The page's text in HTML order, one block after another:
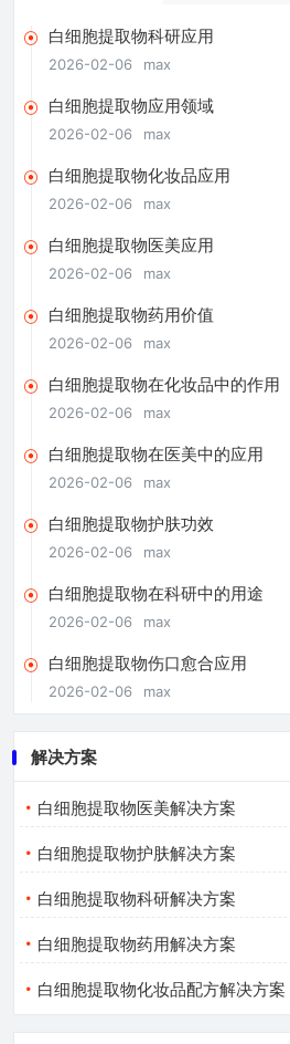
白细胞提取物科研应用
2026-02-06 max
白细胞提取物应用领域
2026-02-06 max
白细胞提取物化妆品应用
2026-02-06 max
白细胞提取物医美应用
2026-02-06 max
白细胞提取物药用价值
2026-02-06 max
白细胞提取物在化妆品中的作用
2026-02-06 max
白细胞提取物在医美中的应用
2026-02-06 max
白细胞提取物护肤功效
2026-02-06 max
白细胞提取物在科研中的用途
2026-02-06 max
白细胞提取物伤口愈合应用
2026-02-06 max
解决方案
白细胞提取物医美解决方案
白细胞提取物护肤解决方案
白细胞提取物科研解决方案
白细胞提取物药用解决方案
白细胞提取物化妆品配方解决方案